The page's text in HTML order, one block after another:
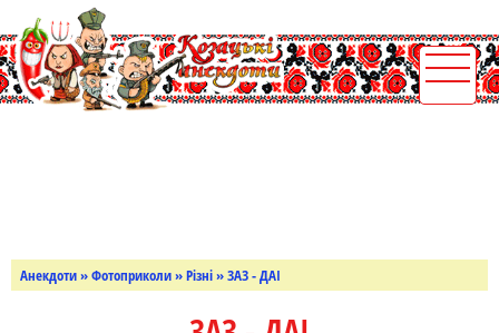
Анекдоти»Фотоприколи»Різні» ЗАЗ - ДАІ